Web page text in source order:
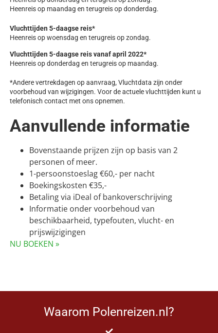
Heenreis op maandag en terugreis op donderdag.
Vluchttijden 5-daagse reis*
Heenreis op woensdag en terugreis op zondag.
Vluchttijden 5-daagse reis vanaf april 2022*
Heenreis op donderdag en terugreis op maandag.
*Andere vertrekdagen op aanvraag, Vluchtdata zijn onder
voorbehoud van wijzigingen. Voor de actuele vluchttijden kunt u
telefonisch contact met ons opnemen.
Aanvullende informatie
Bovenstaande prijzen zijn op basis van 2
personen of meer.
1-persoonstoeslag €60,- per nacht
Boekingskosten €35,-
Betaling via iDeal of bankoverschrijving
Informatie onder voorbehoud van
beschikbaarheid, typefouten, vlucht- en
prijswijzigingen
NU BOEKEN »
Waarom Polenreizen.nl?